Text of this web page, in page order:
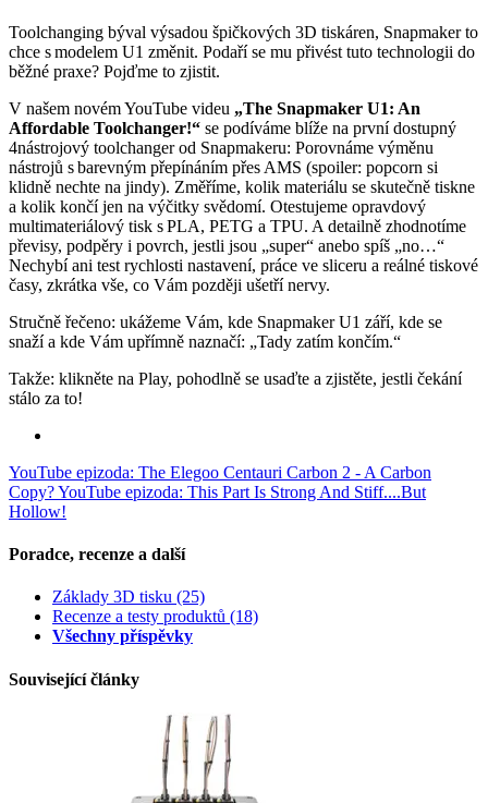
Toolchanging býval výsadou špičkových 3D tiskáren, Snapmaker to
chce s modelem U1 změnit. Podaří se mu přivést tuto technologii do
běžné praxe? Pojďme to zjistit.
V našem novém YouTube videu „The Snapmaker U1: An
Affordable Toolchanger!“ se podíváme blíže na první dostupný
4nástrojový toolchanger od Snapmakeru: Porovnáme výměnu
nástrojů s barevným přepínáním přes AMS (spoiler: popcorn si
klidně nechte na jindy). Změříme, kolik materiálu se skutečně tiskne
a kolik končí jen na výčitky svědomí. Otestujeme opravdový
multimateriálový tisk s PLA, PETG a TPU. A detailně zhodnotíme
převisy, podpěry i povrch, jestli jsou „super“ anebo spíš „no…“
Nechybí ani test rychlosti nastavení, práce ve sliceru a reálné tiskové
časy, zkrátka vše, co Vám později ušetří nervy.
Stručně řečeno: ukážeme Vám, kde Snapmaker U1 září, kde se
snaží a kde Vám upřímně naznačí: „Tady zatím končím.“
Takže: klikněte na Play, pohodlně se usaďte a zjistěte, jestli čekání
stálo za to!
YouTube epizoda: The Elegoo Centauri Carbon 2 - A Carbon
Copy?YouTube epizoda: This Part Is Strong And Stiff....But
Hollow!
Poradce, recenze a další
Základy 3D tisku (25)
Recenze a testy produktů (18)
Všechny příspěvky
Související články